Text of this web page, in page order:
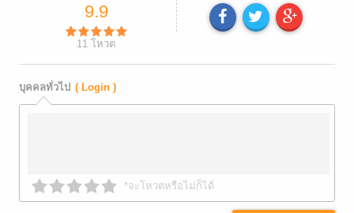
9.9
11 โหวต
บุคคลทั่วไป ( Login )
*จะโหวตหรือไม่ก็ได้